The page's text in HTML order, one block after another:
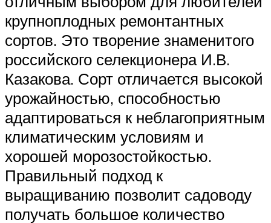
крупноплодных ремонтантных
сортов. Это творение знаменитого
российского селекционера И.В.
Казакова. Сорт отличается высокой
урожайностью, способностью
адаптироваться к неблагоприятным
климатическим условиям и
хорошей морозостойкостью.
Правильный подход к
выращиванию позволит садоводу
получать большое количество